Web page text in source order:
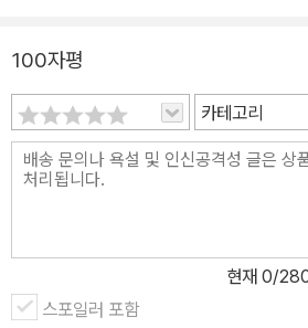
100자평
카테고리
현재 0/
스포일러 포함